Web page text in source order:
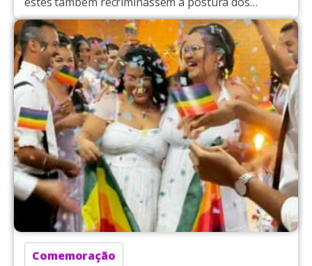
jornalistas...]" diz o MPMT
Comemoração